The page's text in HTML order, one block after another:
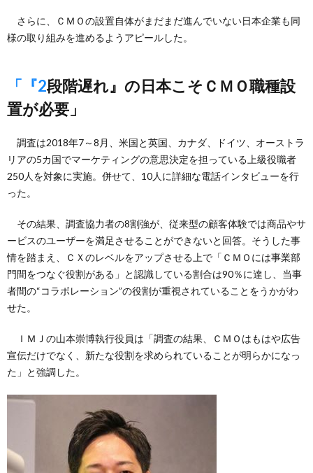
さらに、ＣＭＯの設置自体がまだまだ進んでいない日本企業も同
様の取り組みを進めるようアピールした。
「『2段階遅れ』の日本こそＣＭＯ職種設
置が必要」
調査は2018年7～8月、米国と英国、カナダ、ドイツ、オーストラ
リアの5カ国でマーケティングの意思決定を担っている上級役職者
250人を対象に実施。併せて、10人に詳細な電話インタビューを行
った。
その結果、調査協力者の8割強が、従来型の顧客体験では商品やサ
ービスのユーザーを満足させることができないと回答。そうした事
情を踏まえ、ＣＸのレベルをアップさせる上で「ＣＭＯには事業部
門間をつなぐ役割がある」と認識している割合は90％に達し、当事
者間の“コラボレーション”の役割が重視されていることをうかがわ
せた。
ＩＭＪの山本崇博執行役員は「調査の結果、ＣＭＯはもはや広告
宣伝だけでなく、新たな役割を求められていることが明らかになっ
た」と強調した。